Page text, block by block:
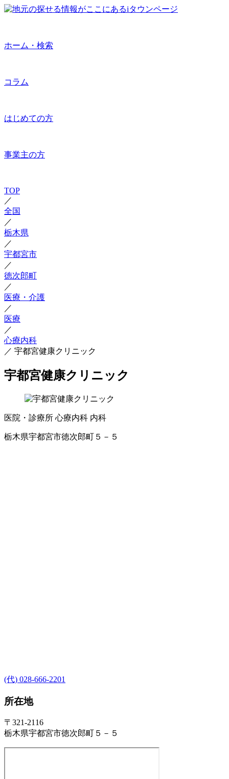
ホーム・検索
コラム
はじめての方
事業主の方
TOP
／
全国
／
栃木県
／
宇都宮市
／
徳次郎町
／
医療・介護
／
医療
／
心療内科
／ 宇都宮健康クリニック
宇都宮健康クリニック
医院・診療所 心療内科 内科
栃木県宇都宮市徳次郎町５－５
(代) 028-666-2201
所在地
〒321-2116
栃木県宇都宮市徳次郎町５－５